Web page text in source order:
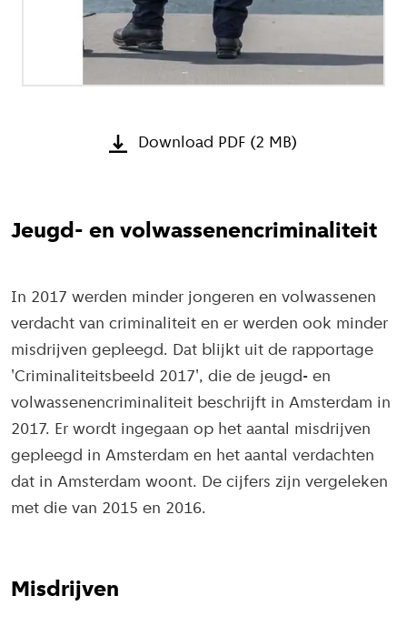
Download PDF (2 MB)
Jeugd- en volwassenencriminaliteit
In 2017 werden minder jongeren en volwassenen
verdacht van criminaliteit en er werden ook minder
misdrijven gepleegd. Dat blijkt uit de rapportage
'Criminaliteitsbeeld 2017', die de jeugd- en
volwassenencriminaliteit beschrijft in Amsterdam in
2017. Er wordt ingegaan op het aantal misdrijven
gepleegd in Amsterdam en het aantal verdachten
dat in Amsterdam woont. De cijfers zijn vergeleken
met die van 2015 en 2016.
Misdrijven